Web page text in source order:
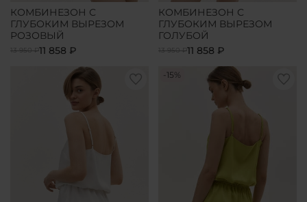
КОМБИНЕЗОН С
ГЛУБОКИМ ВЫРЕЗОМ
РОЗОВЫЙ
13 950 ₽11 858 ₽
КОМБИНЕЗОН С
ГЛУБОКИМ ВЫРЕЗОМ
ГОЛУБОЙ
13 950 ₽11 858 ₽
-15%